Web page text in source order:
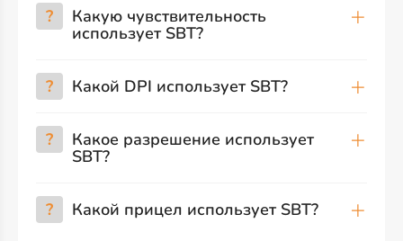
? Какую чувствительность
использует SBT?
? Какой DPI использует SBT?
? Какое разрешение использует
SBT?
? Какой прицел использует SBT?